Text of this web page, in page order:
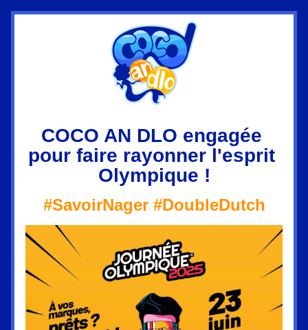
COCO AN DLO engagée
pour faire rayonner l'esprit
Olympique !
#SavoirNager #DoubleDutch